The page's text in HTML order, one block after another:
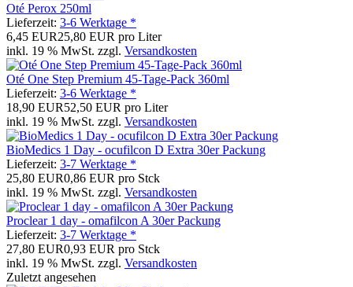
Oté Perox 250ml
Lieferzeit: 3-6 Werktage *
6,45 EUR25,80 EUR pro Liter
inkl. 19 % MwSt. zzgl. Versandkosten
Oté One Step Premium 45-Tage-Pack 360ml
Lieferzeit: 3-6 Werktage *
18,90 EUR52,50 EUR pro Liter
inkl. 19 % MwSt. zzgl. Versandkosten
BioMedics 1 Day - ocufilcon D Extra 30er Packung
Lieferzeit: 3-7 Werktage *
25,80 EUR0,86 EUR pro Stck
inkl. 19 % MwSt. zzgl. Versandkosten
Proclear 1 day - omafilcon A 30er Packung
Lieferzeit: 3-7 Werktage *
27,80 EUR0,93 EUR pro Stck
inkl. 19 % MwSt. zzgl. Versandkosten
Zuletzt angesehen